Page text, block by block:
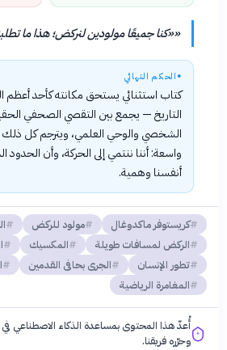
««كنا جميعًا مولودين لنركض؛ هذا ما
●الحكم النهائي
كتاب استثنائي يستحق مكانته كأحد أعظم
التاريخ — يجمع بين التقصي الصحفي
الشخصي والوحي العلمي، ويترجم كل ذلك
واسعة: أننا ننتمي إلى الحركة، وأن الحدود
أنفسنا وهمية.
كريستوفر ماكدوغال مولود للركض
الركض لمسافات طويلة
المكسيك
تطور الإنسان
الجرى بحافى القدمين
المغامرة الرياضية
أُعدّ هذا المحتوى بمساعدة الذكاء الاصطناعي
وحرّره فريقنا.